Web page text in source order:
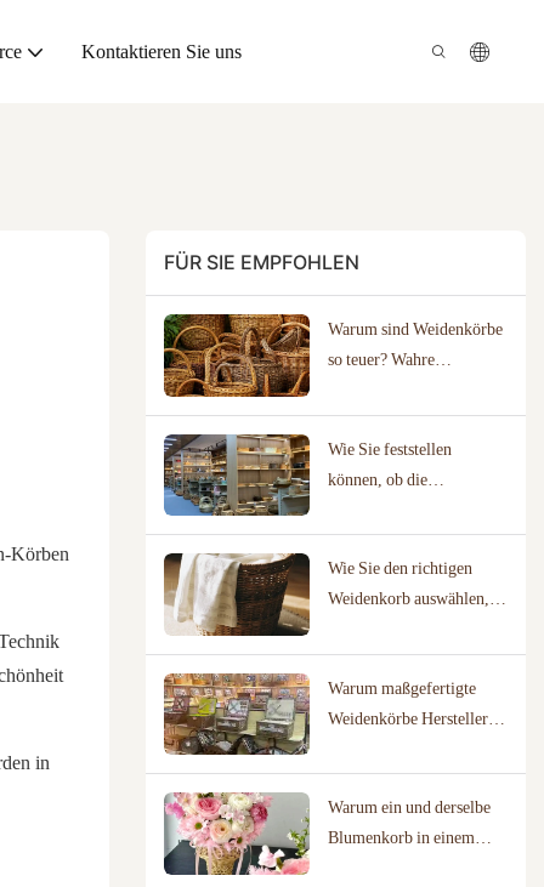
Kontaktieren Sie uns
Körben
in
FÜR SIE EMPFOHLEN
Warum sind Weidenkörbe
so teuer? Wahre
entdecken
Wie Sie feststellen
können, ob die
Herstellern für Ihr
Unternehmen geeignet ist
Wie Sie den richtigen
Weidenkorb auswählen,
tatsächliches
Nutzungsszenario
abbilden
Warum maßgefertigte
Weidenkörbe Hersteller
Designbibliotheken
erfordern
Warum ein und derselbe
Blumenkorb in einem